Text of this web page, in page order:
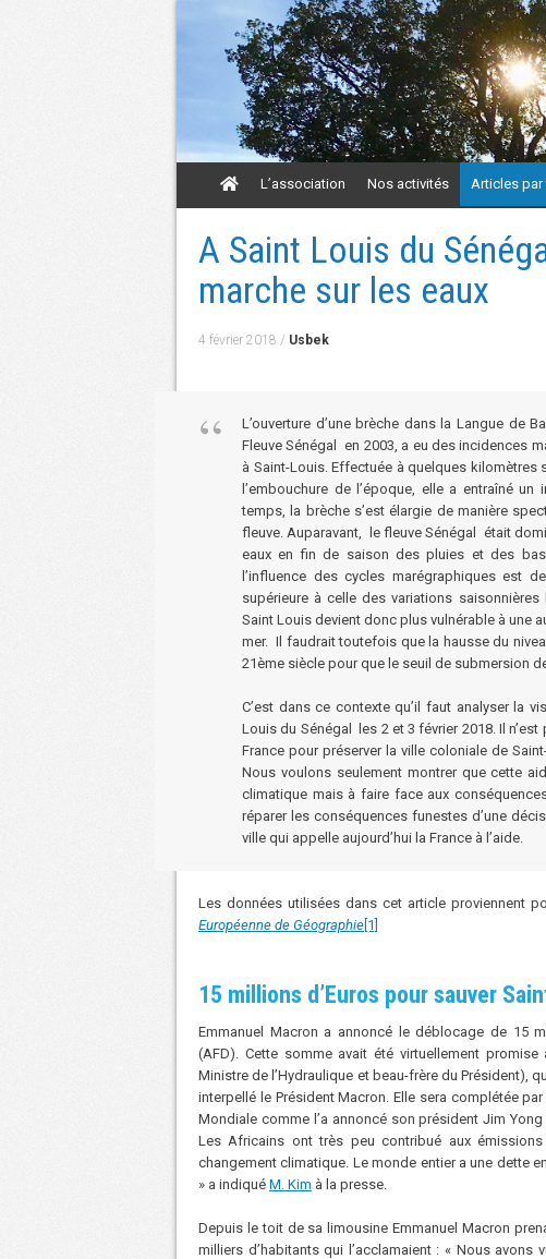
L’association Nos activités Articles par
A Saint Louis du
marche sur les eaux
4 février 2018 / Usbek
L’ouverture d’une brèche dans la Langue de
Fleuve Sénégal en 2003, a eu des incidences
à Saint-Louis. Effectuée à quelques
l’embouchure de l’époque, elle a entraîné
temps, la brèche s’est élargie de manière
fleuve. Auparavant, le fleuve Sénégal était
eaux en fin de saison des pluies et des
l’influence des cycles marégraphiques est
supérieure à celle des variations
Saint Louis devient donc plus vulnérable à une
mer. Il faudrait toutefois que la hausse du
21ème siècle pour que le seuil de submersion
C’est dans ce contexte qu’il faut analyser la
Louis du Sénégal les 2 et 3 février 2018. Il
France pour préserver la ville coloniale de
Nous voulons seulement montrer que cette
climatique mais à faire face aux
réparer les conséquences funestes d’une
ville qui appelle aujourd’hui la France à l’aide.
Les données utilisées dans cet article proviennent
Européenne de Géographie [1]
15 millions d’Euros pour sauver
Emmanuel Macron a annoncé le déblocage de 15
(AFD). Cette somme avait été virtuellement
Ministre de l’Hydraulique et beau-frère du Président),
interpellé le Président Macron. Elle sera complétée
Mondiale comme l’a annoncé son président Jim
Les Africains ont très peu contribué aux émissions
changement climatique. Le monde entier a une dette
» a indiqué M. Kim à la presse.
Depuis le toit de sa limousine Emmanuel Macron
milliers d’habitants qui l’acclamaient : « Nous avons